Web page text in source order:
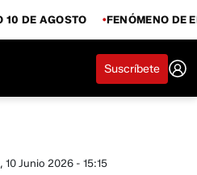
10 DE AGOSTO FENÓMENO DE
Suscríbete
10 Junio 2026 - 15:15